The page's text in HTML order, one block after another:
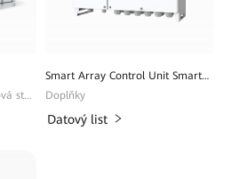
Inteligentní transformátorová stanice
Smart Array Control Unit SmartACU2000D
Doplňky
Datový list